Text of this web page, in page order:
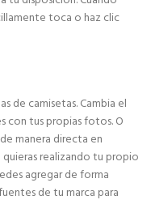
toca o haz clic
de camisetas. Cambia el
con tus propias fotos. O
manera directa en
realizando tu propio
agregar de forma
de tu marca para